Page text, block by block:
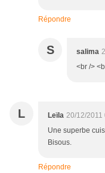
Répondre
S salima
<br />
L Leïla 20/12/2011
Une superbe
Bisous.
Répondre